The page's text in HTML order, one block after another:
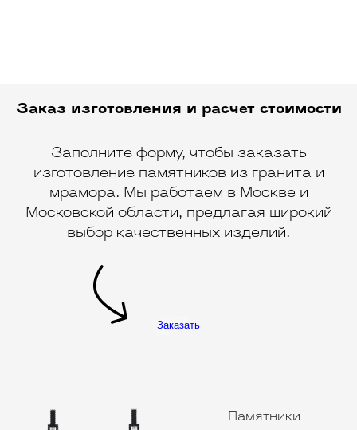
Заказ изготовления и расчет стоимости
Заполните форму, чтобы заказать
изготовление памятников из гранита и
мрамора. Мы работаем в Москве и
Московской области, предлагая широкий
выбор качественных изделий.
Заказать
Памятники